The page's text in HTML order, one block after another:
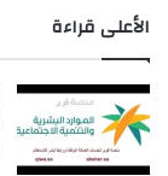
الأعلى قراءة